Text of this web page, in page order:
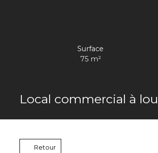
Surface
75 m²
Local commercial à
Retour